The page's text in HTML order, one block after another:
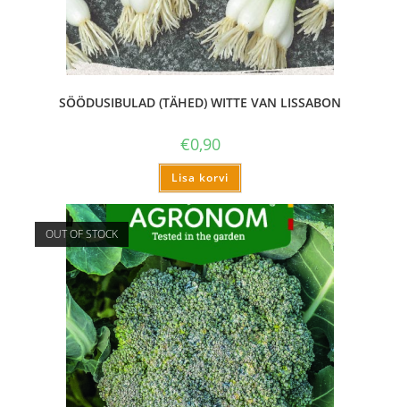
SÖÖDUSIBULAD (TÄHED) WITTE VAN LISSABON
€0,90
Lisa korvi
OUT OF STOCK